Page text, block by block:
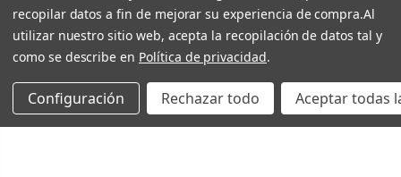
recopilar datos a fin de mejorar su experiencia de compra.Al
utilizar nuestro sitio web, acepta la recopilación de datos tal y
como se describe en Política de privacidad.
Configuración Rechazar todo Aceptar todas